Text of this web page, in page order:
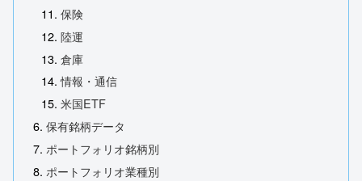
保険
陸運
倉庫
情報・通信
米国ETF
保有銘柄データ
ポートフォリオ銘柄別
ポートフォリオ業種別